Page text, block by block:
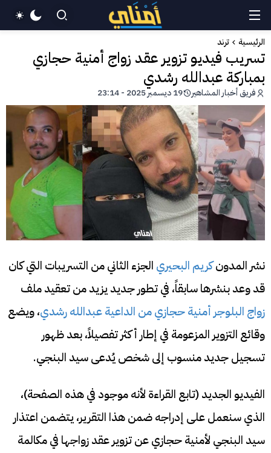
الرئيسية ترند
تسريب فيديو تزوير عقد زواج أمنية حجازي
بمباركة عبدالله رشدي
فريق أخبار المشاهير 19 ديسمبر 2025 - 23:14
نشر المدونكريم البحيري الجزء الثاني من التسريبات التي كان
قد وعد بنشرها سابقاً، في تطور جديد يزيد من تعقيد ملف
زواج البلوجر أمنية حجازي من الداعية عبدالله رشدي، ويضع
وقائع التزوير المزعومة في إطار أكثر تفصيلاً، بعد ظهور
تسجيل جديد منسوب إلى شخص يُدعى سيد البنجي.
الفيديو الجديد (تابع القراءة لأنه موجود في هذه الصفحة)،
الذي سنعمل على إدراجه ضمن هذا التقرير، يتضمن اعتذار
سيد البنجي لأمنية حجازي عن تزوير عقد زواجها في مكالمة